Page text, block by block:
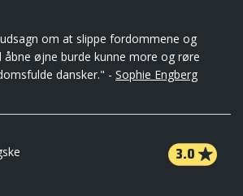
om at slippe fordommene og
øjne burde kunne more og røre
dansker." - Sophie Engberg
3.0